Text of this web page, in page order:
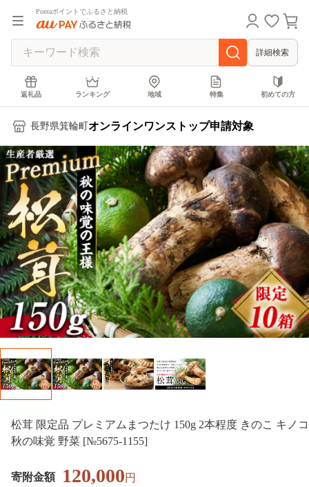
Pontaポイントでふるさと納税
詳細検索
返礼品 ランキング 地域 特集 初めての方
長野県箕輪町 オンラインワンストップ申請対象
松茸 限定品 プレミアムまつたけ 150g 2本程度 きのこ キノコ
秋の味覚 野菜 [№5675-1155]
寄附金額 120,000円